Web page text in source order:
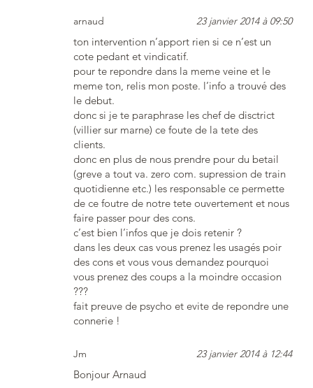
arnaud 23 janvier 2014 à 09:50
ton intervention n’apport rien si ce n’est un
cote pedant et vindicatif.
pour te repondre dans la meme veine et le
meme ton, relis mon poste. l’info a trouvé des
le debut.
donc si je te paraphrase les chef de disctrict
(villier sur marne) ce foute de la tete des
clients.
donc en plus de nous prendre pour du betail
(greve a tout va. zero com. supression de train
quotidienne etc.) les responsable ce permette
de ce foutre de notre tete ouvertement et nous
faire passer pour des cons.
c’est bien l’infos que je dois retenir ?
dans les deux cas vous prenez les usagés poir
des cons et vous vous demandez pourquoi
vous prenez des coups a la moindre occasion
???
fait preuve de psycho et evite de repondre une
connerie !
Jm 23 janvier 2014 à 12:44
Bonjour Arnaud